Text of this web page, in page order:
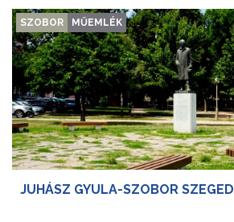
SZOBOR MŰEMLÉK
JUHÁSZ GYULA-SZOBOR SZEGED